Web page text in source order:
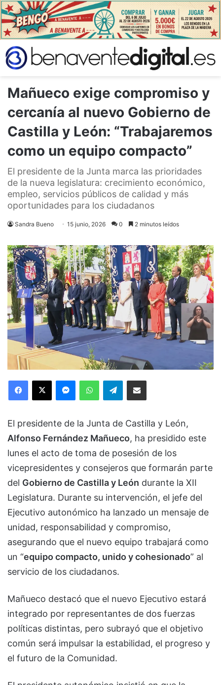
Mañueco exige compromiso y
cercanía al nuevo Gobierno de
Castilla y León: “Trabajaremos
como un equipo compacto”
El presidente de la Junta marca las prioridades
de la nueva legislatura: crecimiento económico,
empleo, servicios públicos de calidad y más
oportunidades para los ciudadanos
Sandra Bueno 15 junio, 2026 0 2 minutos leídos
Facebook
X MessengerWhatsAppTelegramCompartir via Email
El presidente de la Junta de Castilla y León,
Alfonso Fernández Mañueco, ha presidido este
lunes el acto de toma de posesión de los
vicepresidentes y consejeros que formarán parte
del Gobierno de Castilla y León durante la XII
Legislatura. Durante su intervención, el jefe del
Ejecutivo autonómico ha lanzado un mensaje de
unidad, responsabilidad y compromiso,
asegurando que el nuevo equipo trabajará como
un “equipo compacto, unido y cohesionado” al
servicio de los ciudadanos.
Mañueco destacó que el nuevo Ejecutivo estará
integrado por representantes de dos fuerzas
políticas distintas, pero subrayó que el objetivo
común será impulsar la estabilidad, el progreso y
el futuro de la Comunidad.